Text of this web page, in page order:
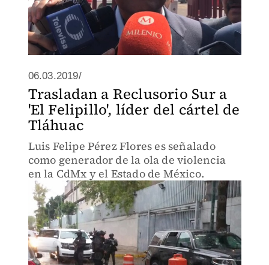
06.03.2019/
Trasladan a Reclusorio Sur a
'El Felipillo', líder del cártel de
Tláhuac
Luis Felipe Pérez Flores es señalado
como generador de la ola de violencia
en la CdMx y el Estado de México.